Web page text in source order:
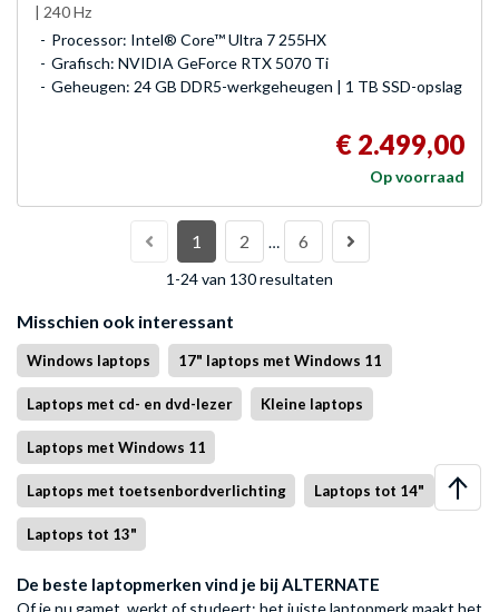
| 240 Hz
Processor: Intel® Core™ Ultra 7 255HX
Grafisch: NVIDIA GeForce RTX 5070 Ti
Geheugen: 24 GB DDR5-werkgeheugen | 1 TB SSD-opslag
€ 2.499,00
Op voorraad
1 2 … 6
1-24 van 130 resultaten
Misschien ook interessant
Windows laptops 17" laptops met Windows 11
Laptops met cd- en dvd-lezer Kleine laptops
Laptops met Windows 11
Laptops met toetsenbordverlichting Laptops tot 14"
Laptops tot 13"
De beste laptopmerken vind je bij ALTERNATE
Of je nu gamet, werkt of studeert: het juiste laptopmerk maakt het